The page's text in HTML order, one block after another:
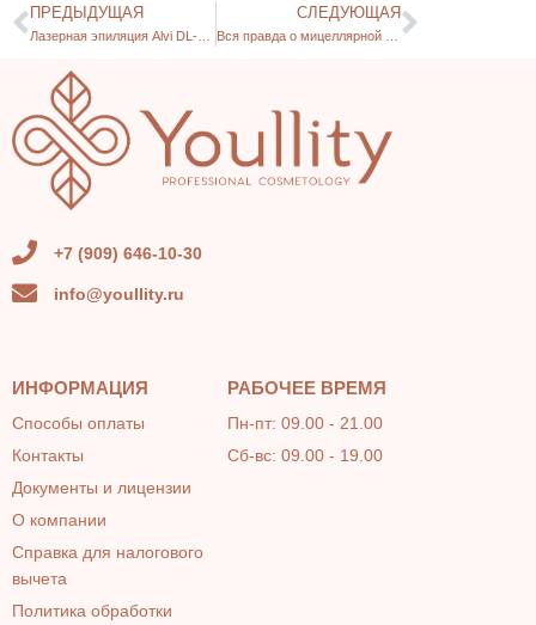
ПРЕДЫДУЩАЯ
Лазерная эпиляция Alvi DL-6000
СЛЕДУЮЩАЯ
Вся правда о мицеллярной воде
+7 (909) 646-10-30
info@youllity.ru
ИНФОРМАЦИЯ
Способы оплаты
Контакты
Документы и лицензии
О компании
Справка для налогового
вычета
Политика обработки
РАБОЧЕЕ ВРЕМЯ
Пн-пт: 09.00 - 21.00
Сб-вс: 09.00 - 19.00